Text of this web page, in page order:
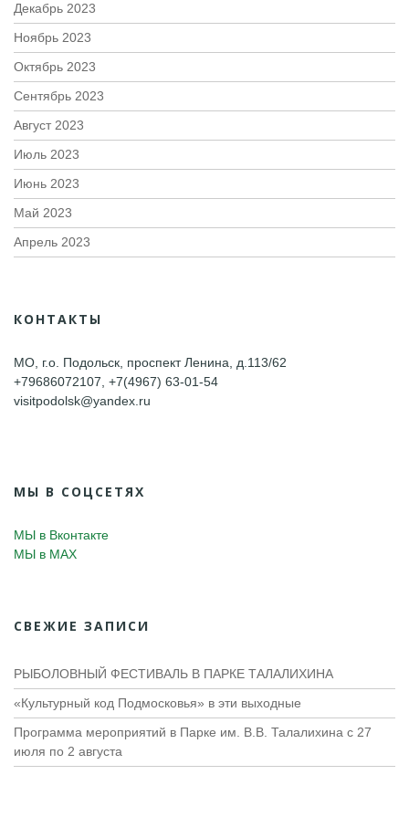
Декабрь 2023
Ноябрь 2023
Октябрь 2023
Сентябрь 2023
Август 2023
Июль 2023
Июнь 2023
Май 2023
Апрель 2023
КОНТАКТЫ
МО, г.о. Подольск, проспект Ленина, д.113/62
+79686072107, +7(4967) 63-01-54
visitpodolsk@yandex.ru
МЫ В СОЦСЕТЯХ
МЫ в Вконтакте
МЫ в MAX
СВЕЖИЕ ЗАПИСИ
РЫБОЛОВНЫЙ ФЕСТИВАЛЬ В ПАРКЕ ТАЛАЛИХИНА
«Культурный код Подмосковья» в эти выходные
Программа мероприятий в Парке им. В.В. Талалихина с 27
июля по 2 августа